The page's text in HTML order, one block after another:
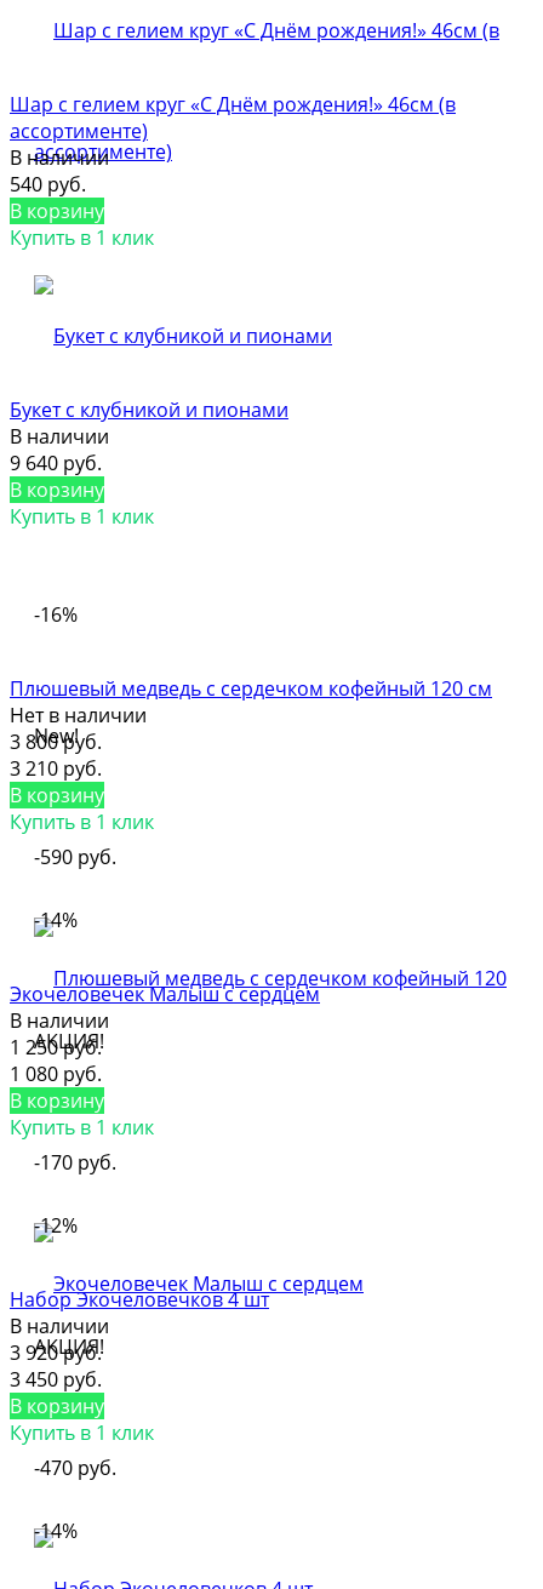
Шар с гелием круг «С Днём рождения!» 46см (в
ассортименте)
В наличии
540 руб.
В корзину
Купить в 1 клик
Букет с клубникой и пионами
В наличии
9 640 руб.
В корзину
Купить в 1 клик
-16%
New!
-590 руб.
Плюшевый медведь с сердечком кофейный 120 см
Нет в наличии
3 800 руб.
3 210 руб.
В корзину
Купить в 1 клик
-14%
АКЦИЯ!
-170 руб.
Экочеловечек Малыш с сердцем
В наличии
1 250 руб.
1 080 руб.
В корзину
Купить в 1 клик
-12%
АКЦИЯ!
-470 руб.
Набор Экочеловечков 4 шт
В наличии
3 920 руб.
3 450 руб.
В корзину
Купить в 1 клик
-14%